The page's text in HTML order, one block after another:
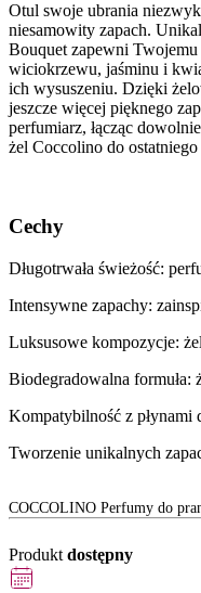
Otul swoje ubrania
niesamowity zapach.
Bouquet zapewni
wiciokrzewu, jaśminu i
ich wysuszeniu. Dzięki
jeszcze więcej pięknego
perfumiarz, łącząc
żel Coccolino do
Cechy
Długotrwała świeżość:
Intensywne zapachy:
Luksusowe kompozycje:
Biodegradowalna formuła:
Kompatybilność z płynami
Tworzenie unikalnych
COCCOLINO Perfumy do
Produkt dostępny